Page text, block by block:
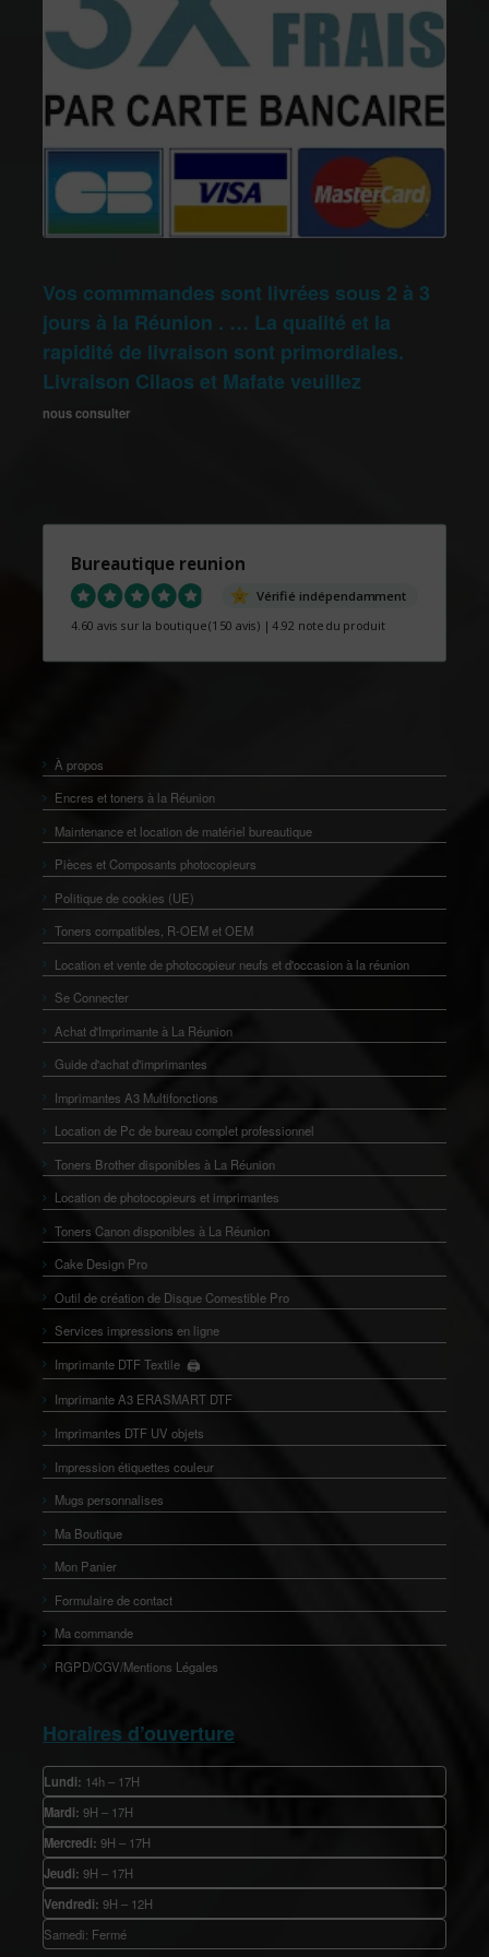
Vos commmandes sont livrées sous 2 à 3
jours à la Réunion . … La qualité et la
rapidité de livraison sont primordiales.
Livraison Cilaos et Mafate veuillez
nous consulter
Bureautique reunion
Vérifié indépendamment
4.60 avis sur la boutique(150 avis) |4.92 note du produit
À propos
Encres et toners à la Réunion
Maintenance et location de matériel bureautique
Pièces et Composants photocopieurs
Politique de cookies (UE)
Toners compatibles, R-OEM et OEM
Location et vente de photocopieur neufs et d'occasion à la réunion
Se Connecter
Achat d'Imprimante à La Réunion
Guide d'achat d'imprimantes
Imprimantes A3 Multifonctions
Location de Pc de bureau complet professionnel
Toners Brother disponibles à La Réunion
Location de photocopieurs et imprimantes
Toners Canon disponibles à La Réunion
Cake Design Pro
Outil de création de Disque Comestible Pro
Services impressions en ligne
Imprimante DTF Textile 🖨️
👕
Imprimante A3 ERASMART DTF
Imprimantes DTF UV objets
Impression étiquettes couleur
Mugs personnalises
Ma Boutique
Mon Panier
Formulaire de contact
Ma commande
RGPD/CGV/Mentions Légales
Horaires d’ouverture
Lundi: 14h – 17H
Mardi: 9H – 17H
Mercredi: 9H – 17H
Jeudi: 9H – 17H
Vendredi: 9H – 12H
Samedi: Fermé